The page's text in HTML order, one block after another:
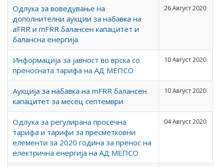
Одлука за воведување на
дополнителни аукции за набавка на
aFRR и mFRR балансен капацитет и
балансна енергија
26 Август 2020
Информација за јавност во врска со
преносната тарифа на АД МЕПСО
10 Август 2020
Аукција за набавка на mFRR балансен
капацитет за месец септември
10 Август 2020
Одлука за регулирана просечна
тарифа и тарифи за пресметковни
елементи за 2020 година за пренос на
електрична енергија на АД МЕПСО
04 Август 2020